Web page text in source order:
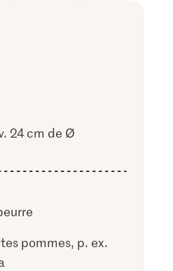
24 cm de Ø
pommes, p. ex.